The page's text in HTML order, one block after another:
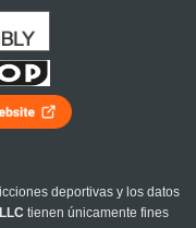
deportivas y los datos
tienen únicamente fines